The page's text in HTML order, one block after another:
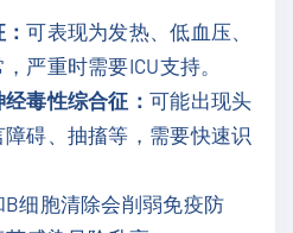
：可表现为发热、低血压、
严重时需要ICU支持。
毒性综合征：可能出现头
碍、抽搐等，需要快速识
B细胞清除会削弱免疫防